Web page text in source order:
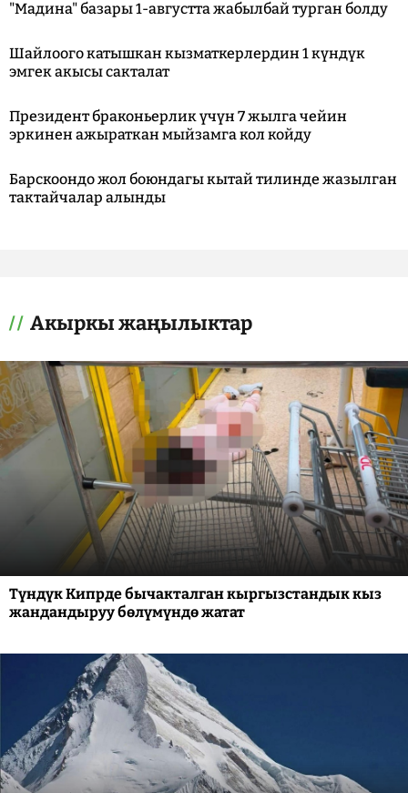
"Мадина" базары 1-августта жабылбай турган болду
Шайлоого катышкан кызматкерлердин 1 күндүк
эмгек акысы сакталат
Президент браконьерлик үчүн 7 жылга чейин
эркинен ажыраткан мыйзамга кол койду
Барскоондо жол боюндагы кытай тилинде жазылган
тактайчалар алынды
Акыркы жаңылыктар
Түндүк Кипрде бычакталган кыргызстандык кыз
жандандыруу бөлүмүндө жатат